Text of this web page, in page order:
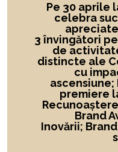
Pe 30 aprile
celebra
3 învingători
de
distincte ale
cu
premiere
Brand
Inovării;